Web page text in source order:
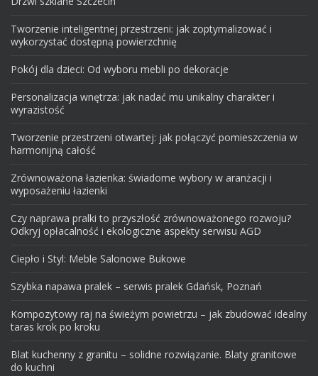
Tworzenie inteligentnej przestrzeni: jak zoptymalizować i
wykorzystać dostępną powierzchnię
Pokój dla dzieci: Od wyboru mebli po dekoracje
Personalizacja wnętrza: jak nadać mu unikalny charakter i
wyrazistość
Tworzenie przestrzeni otwartej: jak połączyć pomieszczenia w
harmonijną całość
Zrównoważona łazienka: świadome wybory w aranżacji i
wyposażeniu łazienki
Czy naprawa pralki to przyszłość zrównoważonego rozwoju?
Odkryj opłacalność i ekologiczne aspekty serwisu AGD
Ciepło i Styl: Meble Salonowe Bukowe
Szybka napawa pralek – serwis pralek Gdańsk, Poznań
Kompozytowy raj na świeżym powietrzu – jak zbudować idealny
taras krok po kroku
Blat kuchenny z granitu – solidne rozwiązanie. Blaty granitowe
do kuchni